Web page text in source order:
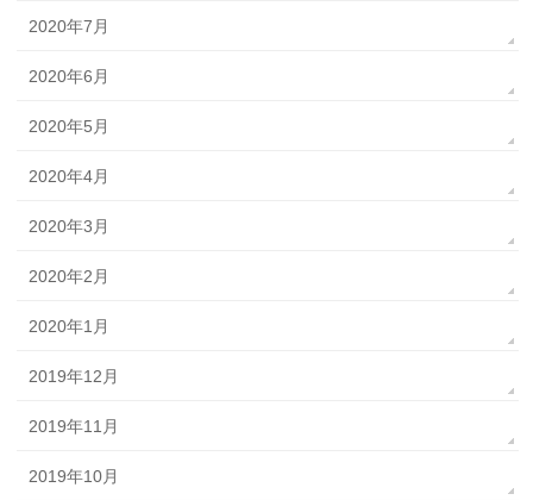
2020年7月
2020年6月
2020年5月
2020年4月
2020年3月
2020年2月
2020年1月
2019年12月
2019年11月
2019年10月